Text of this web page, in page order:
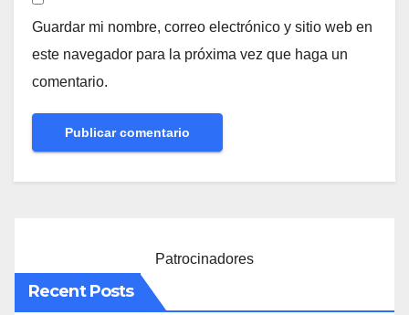
Guardar mi nombre, correo electrónico y sitio web en
este navegador para la próxima vez que haga un
comentario.
Patrocinadores
Recent Posts